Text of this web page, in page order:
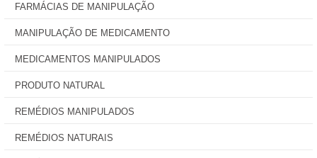
FARMÁCIAS DE MANIPULAÇÃO
MANIPULAÇÃO DE MEDICAMENTO
MEDICAMENTOS MANIPULADOS
PRODUTO NATURAL
REMÉDIOS MANIPULADOS
REMÉDIOS NATURAIS